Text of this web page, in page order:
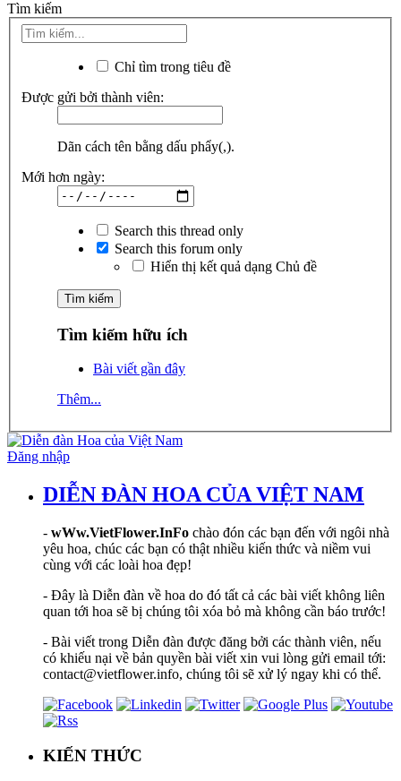
Tìm kiếm
Chỉ tìm trong tiêu đề
Được gửi bởi thành viên:
Dãn cách tên bằng dấu phẩy(,).
Mới hơn ngày:
Search this thread only
Search this forum only
Hiển thị kết quả dạng Chủ đề
Tìm kiếm hữu ích
Bài viết gần đây
Thêm...
Đăng nhập
DIỄN ĐÀN HOA CỦA VIỆT NAM
- wWw.VietFlower.InFo chào đón các bạn đến với ngôi nhà
yêu hoa, chúc các bạn có thật nhiều kiến thức và niềm vui
cùng với các loài hoa đẹp!
- Đây là Diễn đàn về hoa do đó tất cả các bài viết không liên
quan tới hoa sẽ bị chúng tôi xóa bỏ mà không cần báo trước!
- Bài viết trong Diễn đàn được đăng bởi các thành viên, nếu
có khiếu nại về bản quyền bài viết xin vui lòng gửi email tới:
contact@vietflower.info, chúng tôi sẽ xử lý ngay khi có thể.
KIẾN THỨC